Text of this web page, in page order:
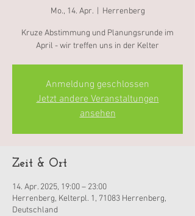
Mo., 14. Apr.
  |
Herrenberg
Kruze Abstimmung und Planungsrunde im
April - wir treffen uns in der Kelter
Anmeldung geschlossen
Jetzt andere Veranstaltungen
ansehen
Zeit & Ort
14. Apr. 2025, 19:00 – 23:00
Herrenberg, Kelterpl. 1, 71083 Herrenberg,
Deutschland